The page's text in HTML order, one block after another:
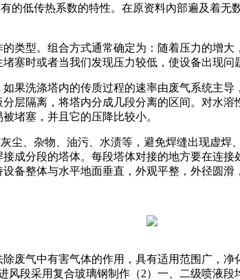
的低传热系数的特性。在原资料內部遍及着
型。组合方式通常确定为：随着压力的增大
塞时或者当我们发现压力较低，使设备出现问
果洗涤塔内的传质过程的速率由废气系统主
层隔离，将塔内分成几段分离的区间。对水
堵塞，并且它的压降比较小。
尘、杂物、油污、水渍等，避免焊缝出现虚
成分段的塔体。每段塔体对接的地方要在连
备整体与水平地面垂直，外观平整，外径圆
废气中有害气体的作用，具有适用范围广，
风段采用复合玻璃钢制作（2）一、二级喷液